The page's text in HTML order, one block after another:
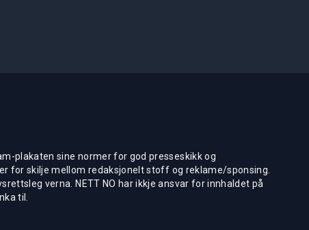
plakaten sine normer for god presseskikk og
for skilje mellom redaksjonelt stoff og reklame/sponsing.
verna. NETT NO har ikkje ansvar for innhaldet på
til.